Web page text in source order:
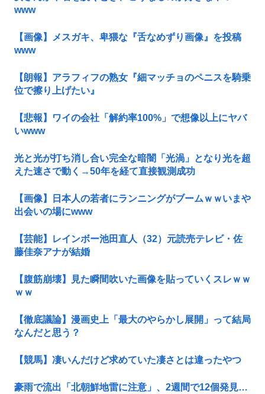
www
【画像】メスガキ、卑猥な『舌なめずり画像』を投稿
www
【朗報】アラフィフの熟女『細マッチョのペニスを騎乗
位で擦り上げたい』
【悲報】ワイの会社「解約率100%」で想像以上にヤバ
いwww
光と光が打ち消し合い完全な暗闇「光渦」となり光を超
えた速さで動く→50年を経て直接観測成功
【画像】日本人の若者にランニングがブームｗｗいまや
出会いの場にwww
【芸能】レインボー池田直人（32）元読売テレビ・佐
藤佳奈アナが結婚
【腹筋崩壊】見た瞬間吹いた画像を貼っていくスレｗｗ
ｗｗ
【徹底議論】漫画史上「最大のやらかし展開」って結局
なんだと思う？
【競馬】凄いんだけど求めていた凄さとは違ったやつ
豪雨で流出「北朝鮮地雷に注意」、2週間で12個発見…